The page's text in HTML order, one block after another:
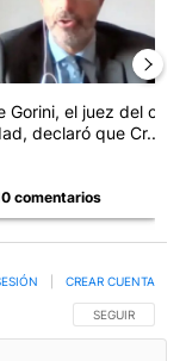
Gorini, el juez del caso
declaró que Cr...
comentarios
SIGA ESTA
SEGUIR
CREAR CUENTA